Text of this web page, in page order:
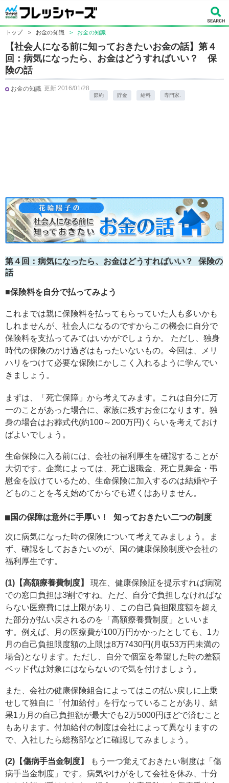
トップ > お金の知識 > お金の知識
【社会人になる前に知っておきたいお金の話】第４
回：病気になったら、お金はどうすればいい？ 保
険の話
お金の知識 更新:2016/01/28
節約 貯金 給料 専門家.
第４回：病気になったら、お金はどうすればいい？ 保険の
話
■保険料を自分で払ってみよう
これまでは親に保険料を払ってもらっていた人も多いかも
しれませんが、社会人になるのですからこの機会に自分で
保険料を支払ってみてはいかがでしょうか。 ただし、独身
時代の保険のかけ過ぎはもったいないもの。今回は、メリ
ハリをつけて必要な保険にかしこく入れるように学んでい
きましょう。
まずは、「死亡保障」から考えてみます。これは自分に万
一のことがあった場合に、家族に残すお金になります。独
身の場合はお葬式代(約100～200万円)くらいを考えておけ
ばよいでしょう。
生命保険に入る前には、会社の福利厚生を確認することが
大切です。企業によっては、死亡退職金、死亡見舞金・弔
慰金を設けているため、生命保険に加入するのは結婚や子
どものことを考え始めてからでも遅くはありません。
■国の保障は意外に手厚い！ 知っておきたい二つの制度
次に病気になった時の保険について考えてみましょう。ま
ず、確認をしておきたいのが、国の健康保険制度や会社の
福利厚生です。
(1)【高額療養費制度】 現在、健康保険証を提示すれば病院
での窓口負担は3割ですね。ただ、自分で負担しなければな
らない医療費には上限があり、この自己負担限度額を超え
た部分が払い戻されるのを「高額療養費制度」といいま
す。例えば、月の医療費が100万円かかったとしても、1カ
月の自己負担限度額の上限は8万7430円(月収53万円未満の
場合)となります。ただし、自分で個室を希望した時の差額
ベッド代は対象にはならないので気を付けましょう。
また、会社の健康保険組合によってはこの払い戻しに上乗
せして独自に「付加給付」を行なっていることがあり、結
果1カ月の自己負担額が最大でも2万5000円ほどで済むこと
もあります。付加給付の制度は会社によって異なりますの
で、入社したら総務部などに確認してみましょう。
(2)【傷病手当金制度】
もう一つ覚えておきたい制度は「傷
病手当金制度」です。病気やけがをして会社を休み、十分